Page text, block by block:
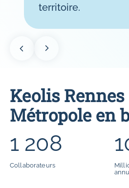
territoire.
Keolis Rennes
Métropole en
1 208
Collaborateurs